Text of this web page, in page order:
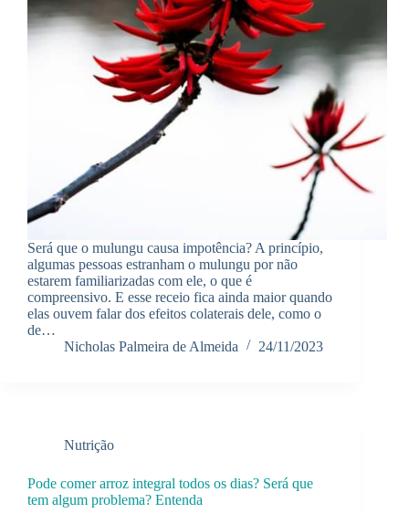
Será que o mulungu causa impotência? A princípio,
algumas pessoas estranham o mulungu por não
estarem familiarizadas com ele, o que é
compreensivo. E esse receio fica ainda maior quando
elas ouvem falar dos efeitos colaterais dele, como o
de…
Nicholas Palmeira de Almeida
24/11/2023
Nutrição
Pode comer arroz integral todos os dias? Será que
tem algum problema? Entenda